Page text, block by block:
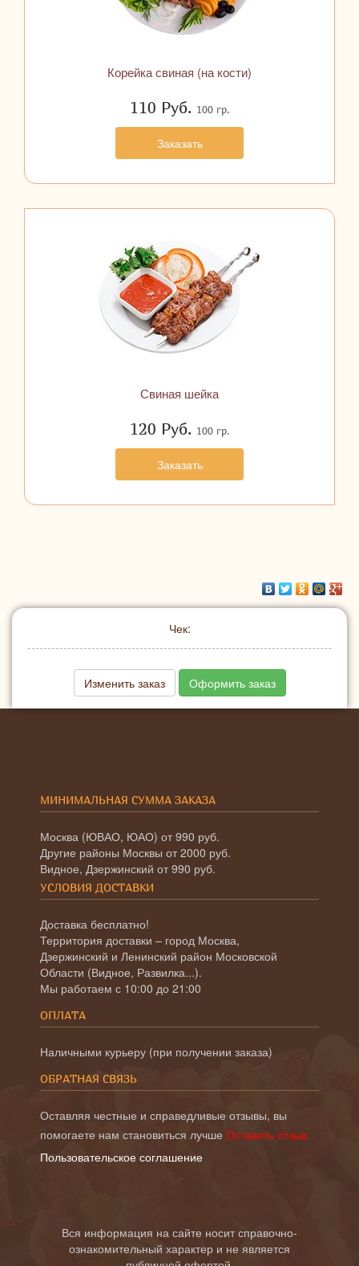
Корейка свиная (на кости)
110 Руб. 100 гр.
Заказать
Свиная шейка
120 Руб. 100 гр.
Заказать
Чек:
Изменить заказ Оформить заказ
МИНИМАЛЬНАЯ СУММА ЗАКАЗА
Москва (ЮВАО, ЮАО) от 990 руб.
Другие районы Москвы от 2000 руб.
Видное, Дзержинский от 990 руб.
УСЛОВИЯ ДОСТАВКИ
Доставка бесплатно!
Территория доставки – город Москва,
Дзержинский и Ленинский район Московской
Области (Видное, Развилка...).
Мы работаем с 10:00 до 21:00
ОПЛАТА
Наличными курьеру (при получении заказа)
ОБРАТНАЯ СВЯЗЬ
Оставляя честные и справедливые отзывы, вы
помогаете нам становиться лучше Оставить отзыв
Пользовательское соглашение
Вся информация на сайте носит справочно-
ознакомительный характер и не является